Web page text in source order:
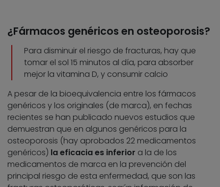
¿Fármacos genéricos en osteoporosis?
Para disminuir el riesgo de fracturas, hay que
tomar el sol 15 minutos al día, para absorber
mejor la vitamina D, y consumir calcio
A pesar de la bioequivalencia entre los fármacos
genéricos y los originales (de marca), en fechas
recientes se han publicado nuevos estudios que
demuestran que en algunos genéricos para la
osteoporosis (hay aprobados 22 medicamentos
genéricos) la eficacia es inferior a la de los
medicamentos de marca en la prevención del
principal riesgo de esta enfermedad, que son las